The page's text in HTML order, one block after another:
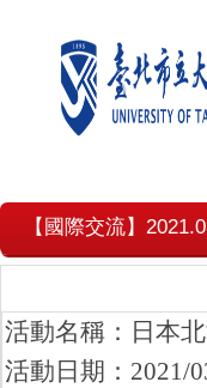
【國際交流】
活動名稱：日本
活動日期：2021/